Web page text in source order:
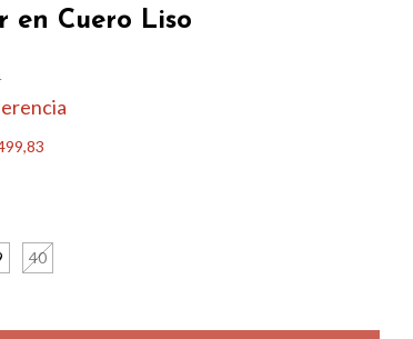
en Cuero Liso
40